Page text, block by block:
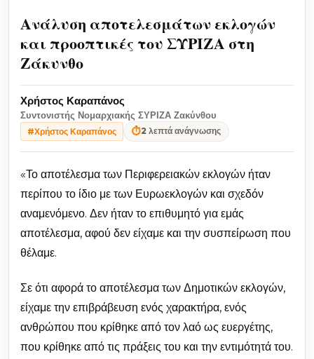
Ανάλυση αποτελεσμάτων εκλογών
και προοπτικές του ΣΥΡΙΖΑ στη
Ζάκυνθο
Χρήστος Καραπάνος
Συντονιστής Νομαρχιακής ΣΥΡΙΖΑ Ζακύνθου
#Χρήστος Καραπάνος ⏱2 λεπτά ανάγνωσης
«Το αποτέλεσμα των Περιφερειακών εκλογών ήταν
περίπου το ίδιο με των Ευρωεκλογών και σχεδόν
αναμενόμενο. Δεν ήταν το επιθυμητό για εμάς
αποτέλεσμα, αφού δεν είχαμε και την συσπείρωση που
θέλαμε.
Σε ότι αφορά το αποτέλεσμα των Δημοτικών εκλογών,
είχαμε την επιβράβευση ενός χαρακτήρα, ενός
ανθρώπου που κρίθηκε από τον λαό ως ευεργέτης,
που κρίθηκε από τις πράξεις του και την εντιμότητά του.